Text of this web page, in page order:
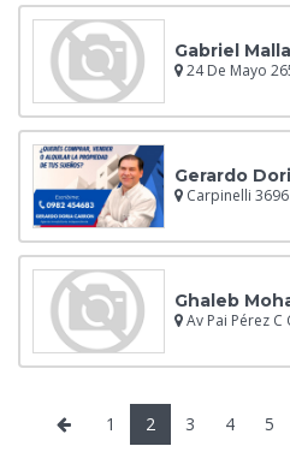
Gabriel
24 De Mayo
Gerardo
Carpinelli 3696
Ghaleb
Av Pai Pérez C
1 2 3 4 5